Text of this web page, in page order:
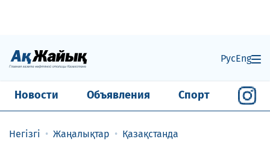
РусEng
Новости Объявления Спорт
Негізгі Жаңалықтар Қазақстанда